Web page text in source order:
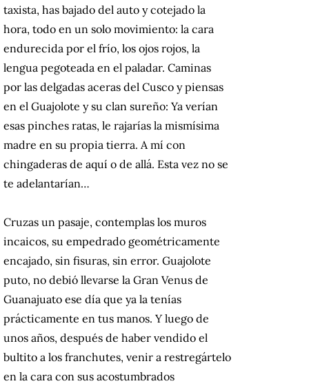
taxista, has bajado del auto y cotejado la
hora, todo en un solo movimiento: la cara
endurecida por el frío, los ojos rojos, la
lengua pegoteada en el paladar. Caminas
por las delgadas aceras del Cusco y piensas
en el Guajolote y su clan sureño: Ya verían
esas pinches ratas, le rajarías la mismísima
madre en su propia tierra. A mí con
chingaderas de aquí o de allá. Esta vez no se
te adelantarían…
Cruzas un pasaje, contemplas los muros
incaicos, su empedrado geométricamente
encajado, sin fisuras, sin error. Guajolote
puto, no debió llevarse la Gran Venus de
Guanajuato ese día que ya la tenías
prácticamente en tus manos. Y luego de
unos años, después de haber vendido el
bultito a los franchutes, venir a restregártelo
en la cara con sus acostumbrados